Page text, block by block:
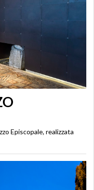
Episcopale, realizzata